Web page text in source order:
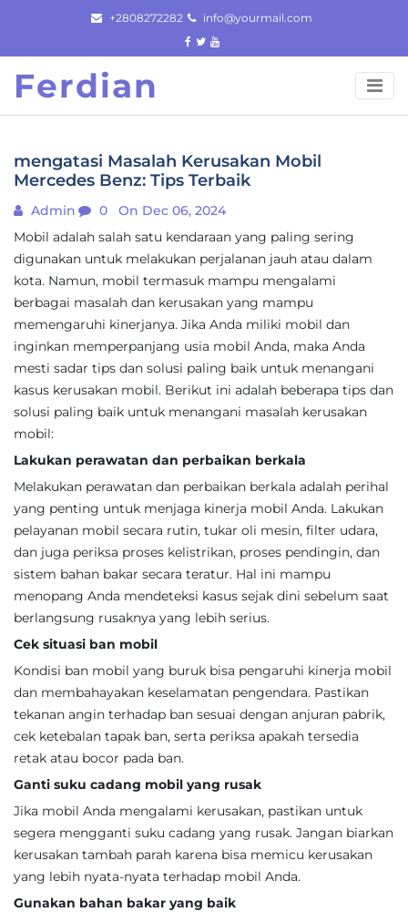
content
+2808272282 info@yourmail.com
Ferdian
mengatasi Masalah Kerusakan Mobil
Mercedes Benz: Tips Terbaik
Admin 0
On Dec 06, 2024
Mobil adalah salah satu kendaraan yang paling sering
digunakan untuk melakukan perjalanan jauh atau dalam
kota. Namun, mobil termasuk mampu mengalami
berbagai masalah dan kerusakan yang mampu
memengaruhi kinerjanya. Jika Anda miliki mobil dan
inginkan memperpanjang usia mobil Anda, maka Anda
mesti sadar tips dan solusi paling baik untuk menangani
kasus kerusakan mobil. Berikut ini adalah beberapa tips dan
solusi paling baik untuk menangani masalah kerusakan
mobil:
Lakukan perawatan dan perbaikan berkala
Melakukan perawatan dan perbaikan berkala adalah perihal
yang penting untuk menjaga kinerja mobil Anda. Lakukan
pelayanan mobil secara rutin, tukar oli mesin, filter udara,
dan juga periksa proses kelistrikan, proses pendingin, dan
sistem bahan bakar secara teratur. Hal ini mampu
menopang Anda mendeteksi kasus sejak dini sebelum saat
berlangsung rusaknya yang lebih serius.
Cek situasi ban mobil
Kondisi ban mobil yang buruk bisa pengaruhi kinerja mobil
dan membahayakan keselamatan pengendara. Pastikan
tekanan angin terhadap ban sesuai dengan anjuran pabrik,
cek ketebalan tapak ban, serta periksa apakah tersedia
retak atau bocor pada ban.
Ganti suku cadang mobil yang rusak
Jika mobil Anda mengalami kerusakan, pastikan untuk
segera mengganti suku cadang yang rusak. Jangan biarkan
kerusakan tambah parah karena bisa memicu kerusakan
yang lebih nyata-nyata terhadap mobil Anda.
Gunakan bahan bakar yang baik